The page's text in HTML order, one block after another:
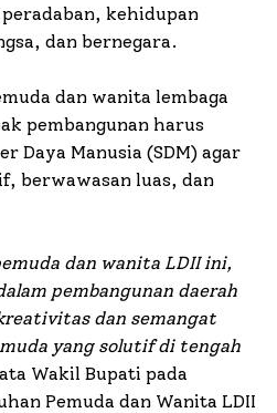
kehidupan
dan bernegara.
dan wanita lembaga
pembangunan harus
Daya Manusia (SDM) agar
berwawasan luas, dan
dan wanita LDII ini,
pembangunan daerah
dan semangat
yang solutif di tengah
Wakil Bupati pada
Pemuda dan Wanita LDII